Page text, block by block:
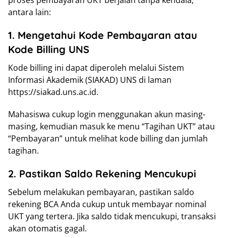
antara lain:
1. Mengetahui Kode Pembayaran atau
Kode Billing UNS
Kode billing ini dapat diperoleh melalui Sistem
Informasi Akademik (SIAKAD) UNS di laman
https://siakad.uns.ac.id.
Mahasiswa cukup login menggunakan akun masing-
masing, kemudian masuk ke menu “Tagihan UKT” atau
“Pembayaran” untuk melihat kode billing dan jumlah
tagihan.
2. Pastikan Saldo Rekening Mencukupi
Sebelum melakukan pembayaran, pastikan saldo
rekening BCA Anda cukup untuk membayar nominal
UKT yang tertera. Jika saldo tidak mencukupi, transaksi
akan otomatis gagal.